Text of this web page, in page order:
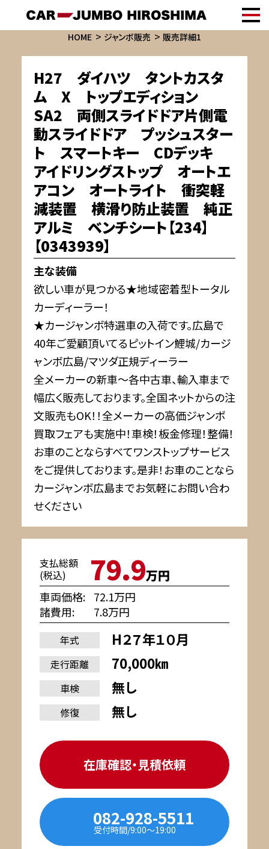
HOME ジャンボ販売 販売詳細1
H27 ダイハツ タントカスタ
ム X トップエディション
SA2 両側スライドドア片側電
動スライドドア プッシュスター
ト スマートキー CDデッキ
アイドリングストップ オートエ
アコン オートライト 衝突軽
減装置 横滑り防止装置 純正
アルミ ベンチシート【234】
【0343939】
主な装備
欲しい車が見つかる★地域密着型トータル
カーディーラー！
★カージャンボ特選車の入荷です。広島で
40年ご愛顧頂いてるピットイン鯉城/カージ
ャンボ広島/マツダ正規ディーラー
全メーカーの新車～各中古車、輸入車まで
幅広く販売しております。全国ネットからの注
文販売もOK！！全メーカーの高価ジャンボ
買取フェアも実施中！車検！板金修理！整備！
お車のことならすべてワンストップサービス
をご提供しております。是非！お車のことなら
カージャンボ広島までお気軽にお問い合わ
せください
支払総額
(税込)
79.9万円
車両価格
72.1万円
諸費用
7.8万円
年式 H２７年１０月
走行距離 70,000㎞
車検 無し
修復 無し
在庫確認・見積依頼
082-928-5511
受付時間/9:00〜19:00